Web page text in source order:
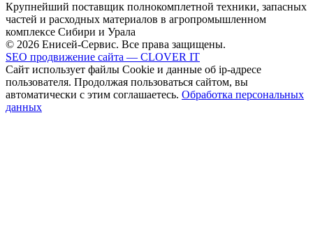
Крупнейший поставщик полнокомплетной техники, запасных
частей и расходных материалов в агропромышленном
комплексе Сибири и Урала
© 2026 Енисей-Сервис. Все права защищены.
SEO продвижение сайта — CLOVER IT
Сайт использует файлы Cookie и данные об ip-адресе
пользователя. Продолжая пользоваться сайтом, вы
автоматически с этим соглашаетесь. Обработка персональных
данных